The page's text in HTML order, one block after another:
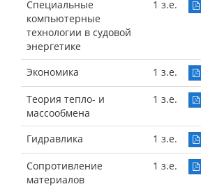
Специальные
компьютерные
технологии в судовой
энергетике
1 з.е.
Экономика 1 з.е.
Теория тепло- и
массообмена
1 з.е.
Гидравлика 1 з.е.
Сопротивление
материалов
1 з.е.